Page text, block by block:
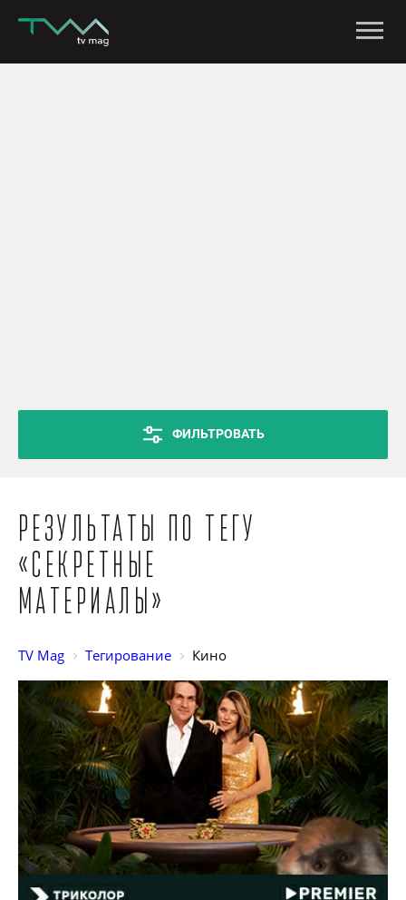
ФИЛЬТРОВАТЬ
Результаты по тегу
«Секретные
материалы»
TV Mag Тегирование Кино